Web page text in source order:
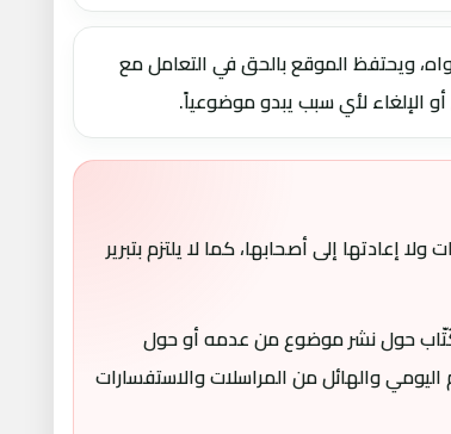
ويحتفظ الموقع بالحق في التعامل مع
الإلغاء لأي سبب يبدو موضوعياً.
إعادتها إلى أصحابها، كما لا يلتزم بتبرير
حول نشر موضوع من عدمه أو حول
والهائل من المراسلات والاستفسارات